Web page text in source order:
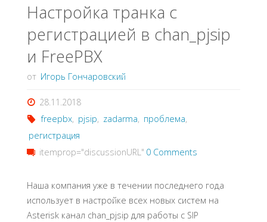
Настройка транка с
регистрацией в chan_pjsip
и FreePBX
от Игорь Гончаровский
28.11.2018
freepbx, pjsip, zadarma, проблема,
регистрация
itemprop="discussionURL" 0 Comments
Наша компания уже в течении последнего года
использует в настройке всех новых систем на
Asterisk канал chan_pjsip для работы с SIP